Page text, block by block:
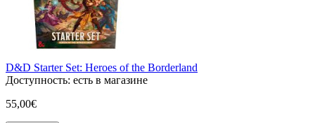
D&D Starter Set: Heroes of the Borderland
Доступность: есть в магазине
55,00€